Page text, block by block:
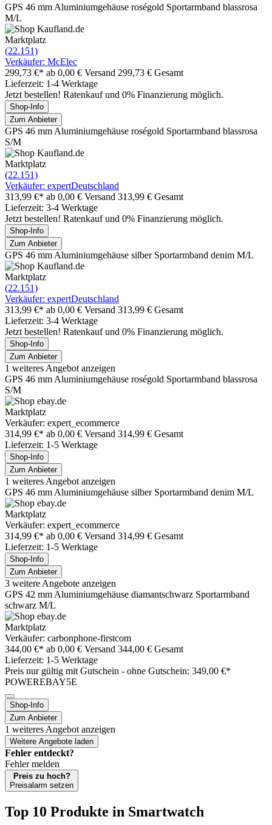
GPS 46 mm Aluminiumgehäuse roségold Sportarmband blassrosa
M/L
Marktplatz
(22.151)
Verkäufer: McElec
299,73 €* ab 0,00 € Versand 299,73 € Gesamt
Lieferzeit: 1-4 Werktage
Jetzt bestellen! Ratenkauf und 0% Finanzierung möglich.
Shop-Info
Zum Anbieter
GPS 46 mm Aluminiumgehäuse roségold Sportarmband blassrosa
S/M
Marktplatz
(22.151)
Verkäufer: expertDeutschland
313,99 €* ab 0,00 € Versand 313,99 € Gesamt
Lieferzeit: 3-4 Werktage
Jetzt bestellen! Ratenkauf und 0% Finanzierung möglich.
Shop-Info
Zum Anbieter
GPS 46 mm Aluminiumgehäuse silber Sportarmband denim M/L
Marktplatz
(22.151)
Verkäufer: expertDeutschland
313,99 €* ab 0,00 € Versand 313,99 € Gesamt
Lieferzeit: 3-4 Werktage
Jetzt bestellen! Ratenkauf und 0% Finanzierung möglich.
Shop-Info
Zum Anbieter
1 weiteres Angebot anzeigen
GPS 46 mm Aluminiumgehäuse roségold Sportarmband blassrosa
S/M
Marktplatz
Verkäufer: expert_ecommerce
314,99 €* ab 0,00 € Versand 314,99 € Gesamt
Lieferzeit: 1-5 Werktage
Shop-Info
Zum Anbieter
1 weiteres Angebot anzeigen
GPS 46 mm Aluminiumgehäuse silber Sportarmband denim M/L
Marktplatz
Verkäufer: expert_ecommerce
314,99 €* ab 0,00 € Versand 314,99 € Gesamt
Lieferzeit: 1-5 Werktage
Shop-Info
Zum Anbieter
3 weitere Angebote anzeigen
GPS 42 mm Aluminiumgehäuse diamantschwarz Sportarmband
schwarz M/L
Marktplatz
Verkäufer: carbonphone-firstcom
344,00 €* ab 0,00 € Versand 344,00 € Gesamt
Lieferzeit: 1-5 Werktage
Preis nur gültig mit Gutschein - ohne Gutschein: 349,00 €*
POWEREBAY5E
Shop-Info
Zum Anbieter
1 weiteres Angebot anzeigen
Weitere Angebote laden
Fehler entdeckt?
Fehler melden
Preis zu hoch?
Preisalarm setzen
Top 10 Produkte in Smartwatch